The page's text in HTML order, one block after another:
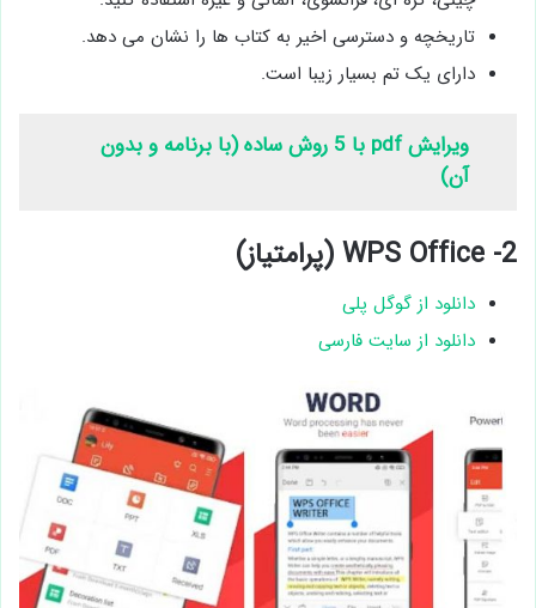
تاریخچه و دسترسی اخیر به کتاب ها را نشان می دهد.
دارای یک تم بسیار زیبا است.
ویرایش pdf با 5 روش ساده (با برنامه و بدون
آن)
2- WPS Office (پرامتیاز)
دانلود از گوگل پلی
دانلود از سایت فارسی